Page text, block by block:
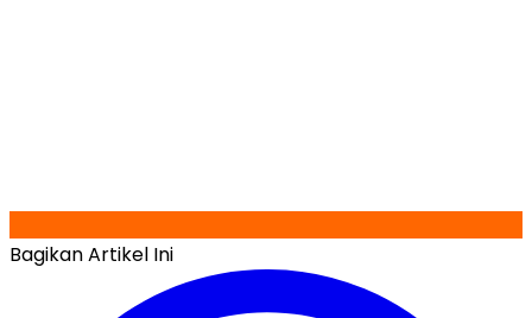
Bagikan Artikel Ini